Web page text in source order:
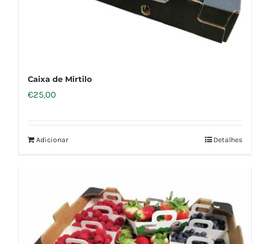
Caixa de Mirtilo
€25,00
Adicionar Detalhes